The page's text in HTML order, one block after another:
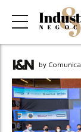
by